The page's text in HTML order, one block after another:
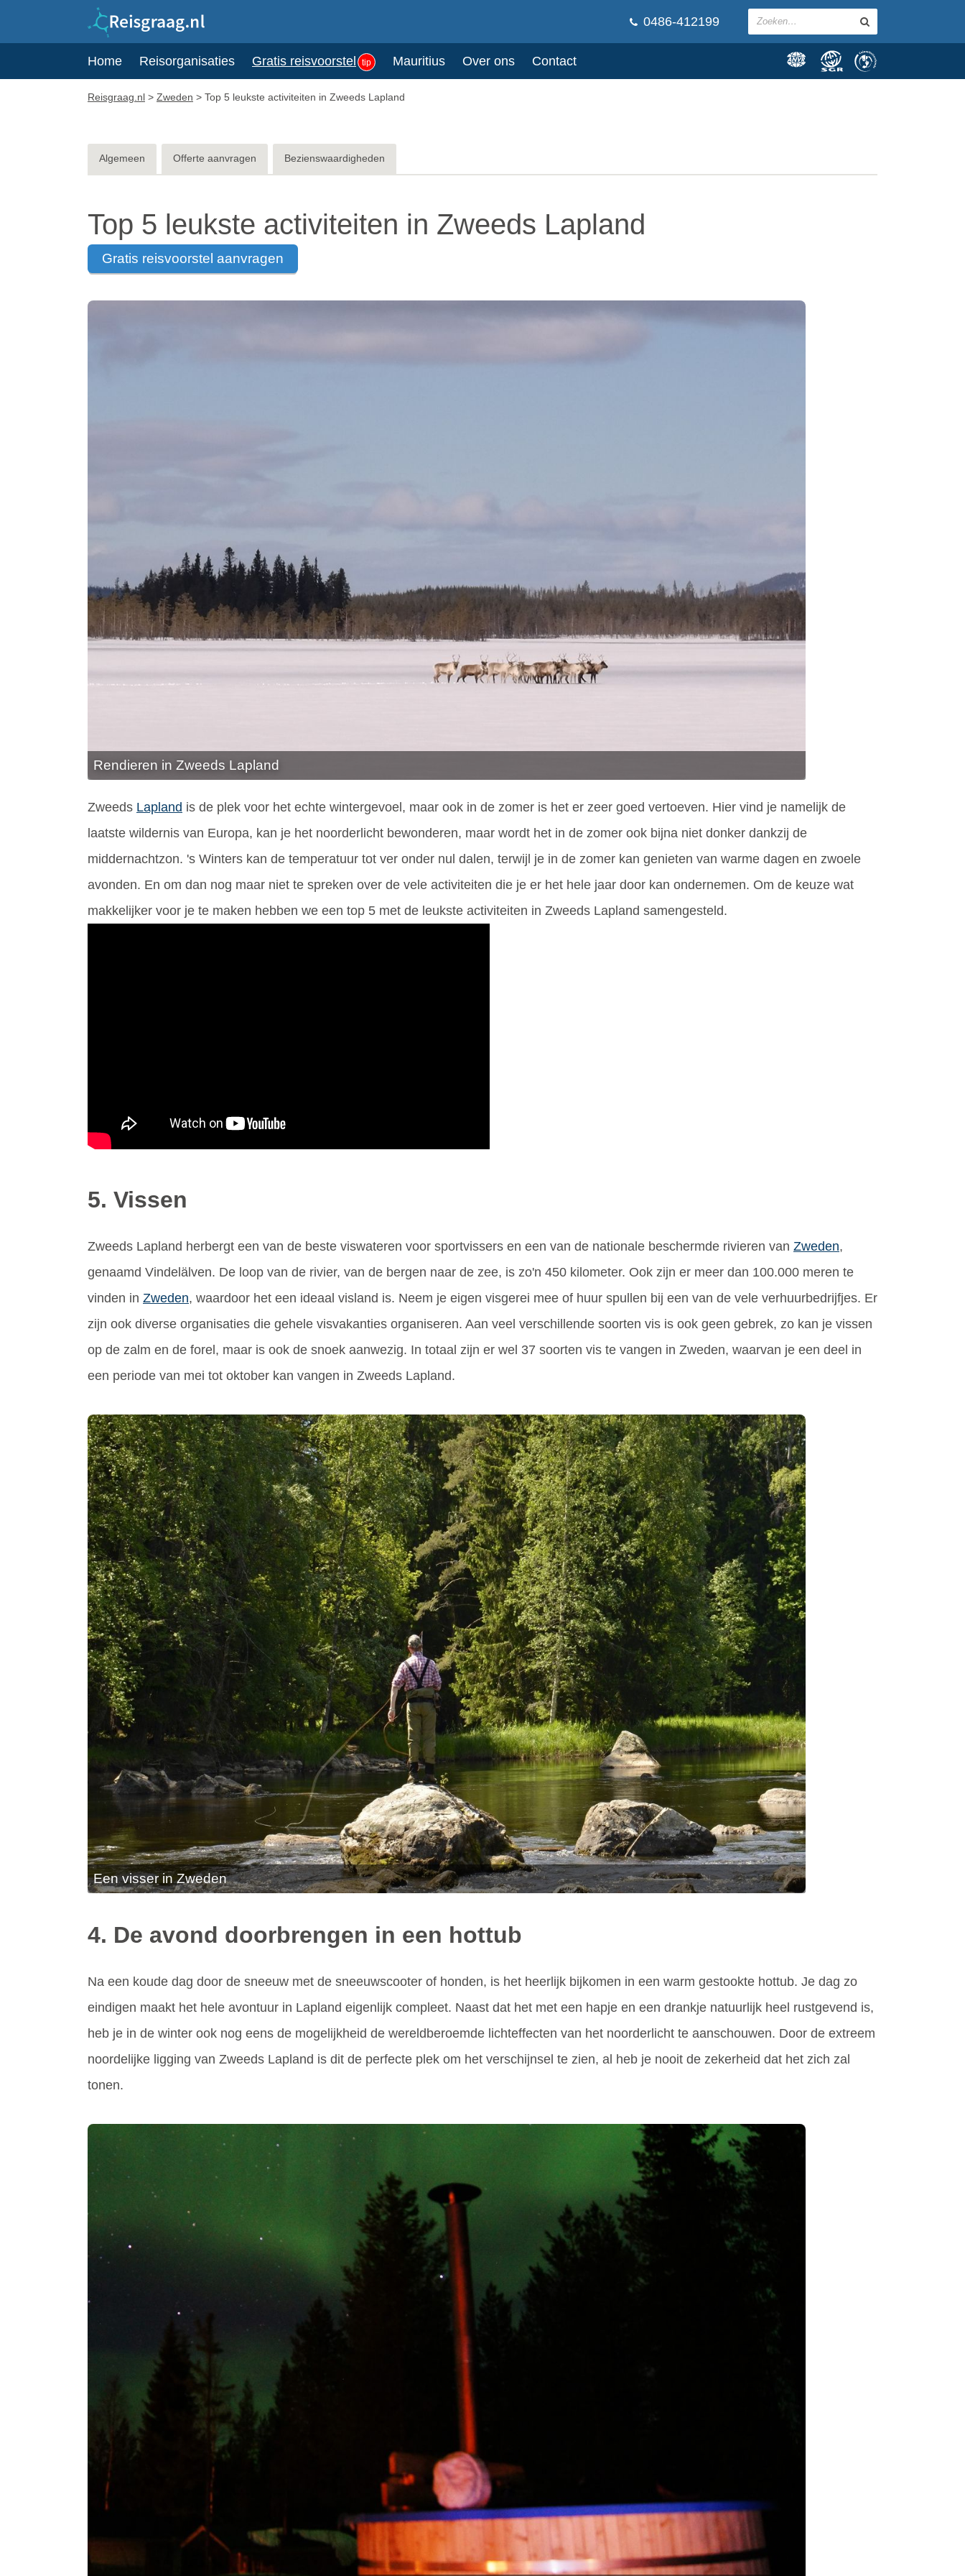
0486-412199
Home Reisorganisaties Gratis reisvoorstel tip Mauritius Over ons Contact
Reisgraag.nl > Zweden > Top 5 leukste activiteiten in Zweeds Lapland
Algemeen Offerte aanvragen Bezienswaardigheden
Top 5 leukste activiteiten in Zweeds Lapland
gratis reisvoorstel aanvragen
Rendieren in Zweeds Lapland
Zweeds Lapland is de plek voor het echte wintergevoel, maar ook in de zomer is het er zeer goed vertoeven. Hier vind je namelijk de
laatste wildernis van Europa, kan je het noorderlicht bewonderen, maar wordt het in de zomer ook bijna niet donker dankzij de
middernachtzon. 's Winters kan de temperatuur tot ver onder nul dalen, terwijl je in de zomer kan genieten van warme dagen en zwoele
avonden. En om dan nog maar niet te spreken over de vele activiteiten die je er het hele jaar door kan ondernemen. Om de keuze wat
makkelijker voor je te maken hebben we een top 5 met de leukste activiteiten in Zweeds Lapland samengesteld.
5. Vissen
Zweeds Lapland herbergt een van de beste viswateren voor sportvissers en een van de nationale beschermde rivieren van Zweden,
genaamd Vindelälven. De loop van de rivier, van de bergen naar de zee, is zo'n 450 kilometer. Ook zijn er meer dan 100.000 meren te
vinden in Zweden, waardoor het een ideaal visland is. Neem je eigen visgerei mee of huur spullen bij een van de vele verhuurbedrijfjes. Er
zijn ook diverse organisaties die gehele visvakanties organiseren. Aan veel verschillende soorten vis is ook geen gebrek, zo kan je vissen
op de zalm en de forel, maar is ook de snoek aanwezig. In totaal zijn er wel 37 soorten vis te vangen in Zweden, waarvan je een deel in
een periode van mei tot oktober kan vangen in Zweeds Lapland.
Een visser in Zweden
4. De avond doorbrengen in een hottub
Na een koude dag door de sneeuw met de sneeuwscooter of honden, is het heerlijk bijkomen in een warm gestookte hottub. Je dag zo
eindigen maakt het hele avontuur in Lapland eigenlijk compleet. Naast dat het met een hapje en een drankje natuurlijk heel rustgevend is,
heb je in de winter ook nog eens de mogelijkheid de wereldberoemde lichteffecten van het noorderlicht te aanschouwen. Door de extreem
noordelijke ligging van Zweeds Lapland is dit de perfecte plek om het verschijnsel te zien, al heb je nooit de zekerheid dat het zich zal
tonen.